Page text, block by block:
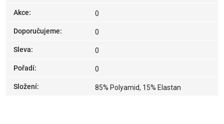
Akce: 0
Doporučujeme: 0
Sleva: 0
Pořadí: 0
Složení: 85% Polyamid, 15% Elastan